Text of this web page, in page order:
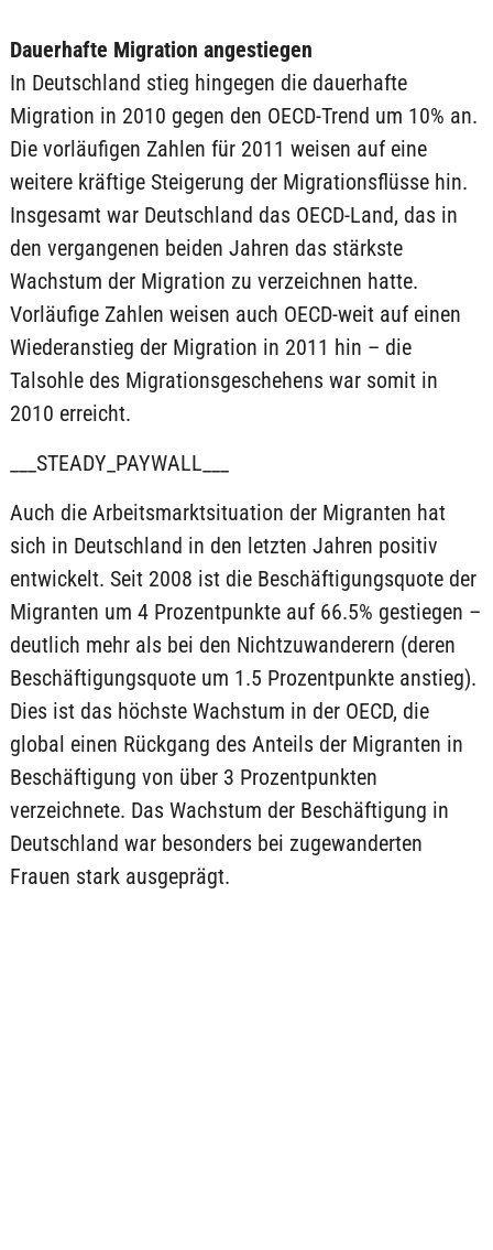
Dauerhafte Migration angestiegen
In Deutschland stieg hingegen die dauerhafte
Migration in 2010 gegen den OECD-Trend um 10% an.
Die vorläufigen Zahlen für 2011 weisen auf eine
weitere kräftige Steigerung der Migrationsflüsse hin.
Insgesamt war Deutschland das OECD-Land, das in
den vergangenen beiden Jahren das stärkste
Wachstum der Migration zu verzeichnen hatte.
Vorläufige Zahlen weisen auch OECD-weit auf einen
Wiederanstieg der Migration in 2011 hin – die
Talsohle des Migrationsgeschehens war somit in
2010 erreicht.
___STEADY_PAYWALL___
Auch die Arbeitsmarktsituation der Migranten hat
sich in Deutschland in den letzten Jahren positiv
entwickelt. Seit 2008 ist die Beschäftigungsquote der
Migranten um 4 Prozentpunkte auf 66.5% gestiegen –
deutlich mehr als bei den Nichtzuwanderern (deren
Beschäftigungsquote um 1.5 Prozentpunkte anstieg).
Dies ist das höchste Wachstum in der OECD, die
global einen Rückgang des Anteils der Migranten in
Beschäftigung von über 3 Prozentpunkten
verzeichnete. Das Wachstum der Beschäftigung in
Deutschland war besonders bei zugewanderten
Frauen stark ausgeprägt.